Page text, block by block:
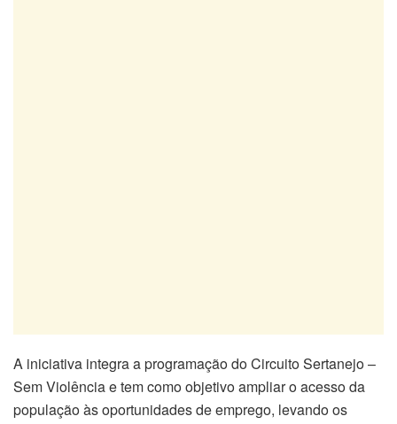
A iniciativa integra a programação do Circuito Sertanejo –
Sem Violência e tem como objetivo ampliar o acesso da
população às oportunidades de emprego, levando os